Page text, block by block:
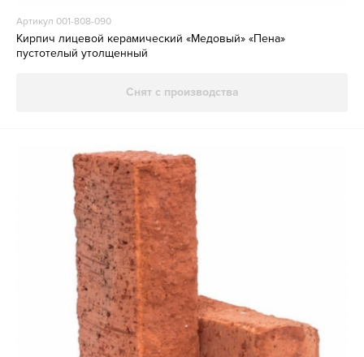
Артикул 001-808-090
Кирпич лицевой керамический «Медовый» «Пена»
пустотелый утолщенный
Снят с производства